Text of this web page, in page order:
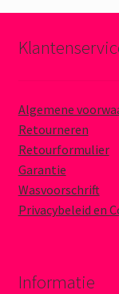
Algemene
Retourneren
Retourformulier
Garantie
Wasvoorschrift
Privacybeleid en
Informatie